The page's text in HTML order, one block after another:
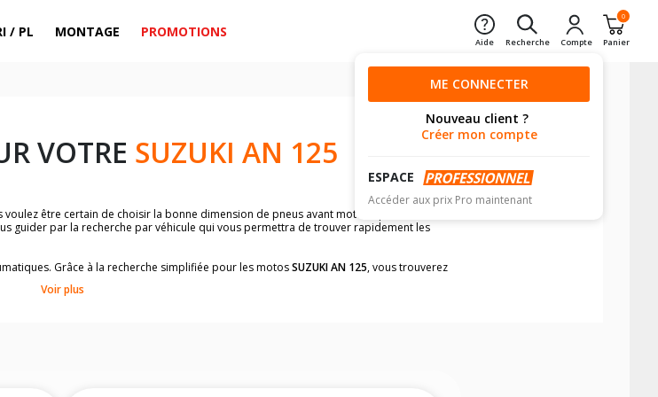
/ PL MONTAGE PROMOTIONS
Aide Recherche Compte
0
Panier
ME CONNECTER
Nouveau client ?
Créer mon compte
ESPACE
Accéder aux prix Pro maintenant
VOTRE SUZUKI AN 125
voulez être certain de choisir la bonne dimension de pneus avant moto et pneus arrière
guider par la recherche par véhicule qui vous permettra de trouver rapidement les
Grâce à la recherche simplifiée pour les motosSUZUKI AN 125, vous trouverez
informations sont indiquées sur le flanc des pneumatiques, dans le carnet de bord de
Voir plus